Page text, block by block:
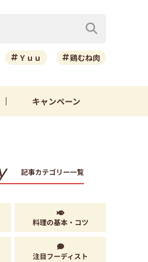
Ｙｕｕ 鶏むね肉
キャンペーン
記事カテゴリー一覧
料理の基本・コツ
注目フーディスト